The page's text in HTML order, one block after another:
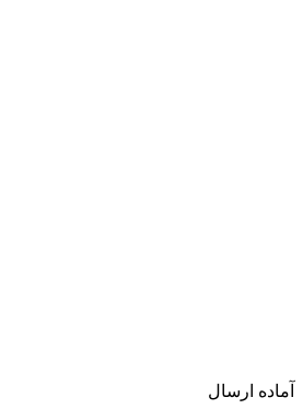
آماده ارسال